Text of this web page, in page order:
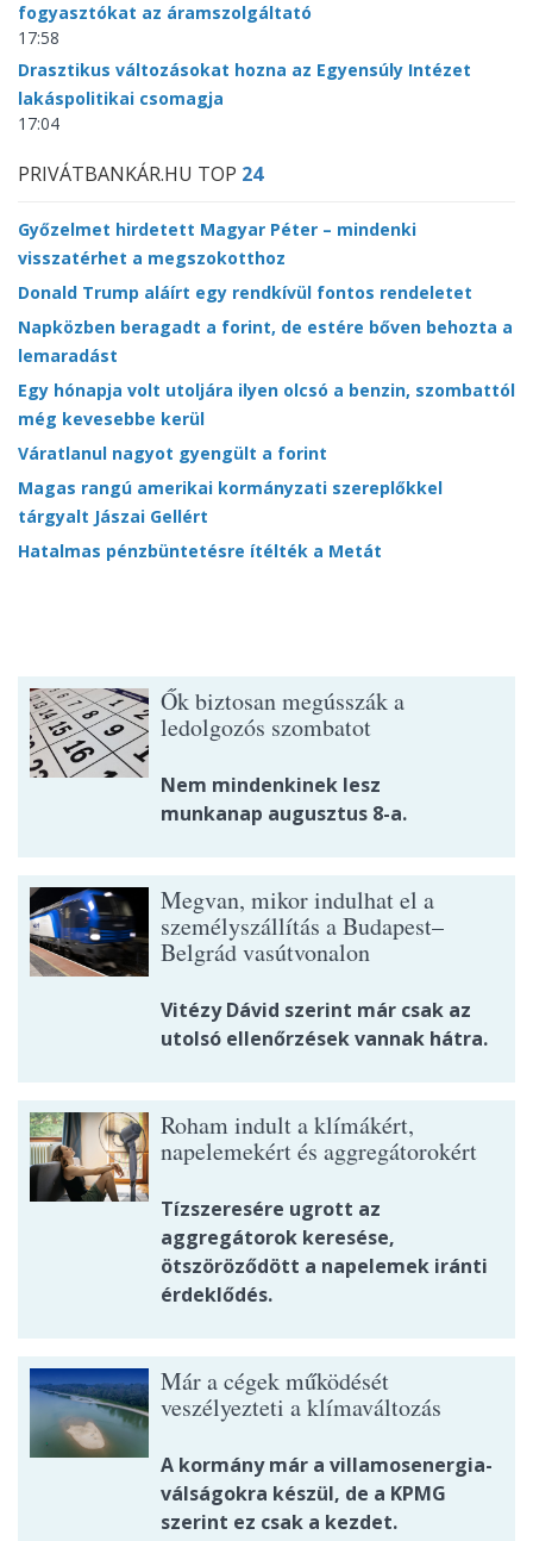
fogyasztókat az áramszolgáltató
17:58
Drasztikus változásokat hozna az Egyensúly Intézet
lakáspolitikai csomagja
17:04
PRIVÁTBANKÁR.HU TOP 24
Győzelmet hirdetett Magyar Péter – mindenki
visszatérhet a megszokotthoz
Donald Trump aláírt egy rendkívül fontos rendeletet
Napközben beragadt a forint, de estére bőven behozta a
lemaradást
Egy hónapja volt utoljára ilyen olcsó a benzin, szombattól
még kevesebbe kerül
Váratlanul nagyot gyengült a forint
Magas rangú amerikai kormányzati szereplőkkel
tárgyalt Jászai Gellért
Hatalmas pénzbüntetésre ítélték a Metát
Ők biztosan megússzák a
ledolgozós szombatot
Nem mindenkinek lesz
munkanap augusztus 8-a.
Megvan, mikor indulhat el a
személyszállítás a Budapest–
Belgrád vasútvonalon
Vitézy Dávid szerint már csak az
utolsó ellenőrzések vannak hátra.
Roham indult a klímákért,
napelemekért és aggregátorokért
Tízszeresére ugrott az
aggregátorok keresése,
ötszöröződött a napelemek iránti
érdeklődés.
Már a cégek működését
veszélyezteti a klímaváltozás
A kormány már a villamosenergia-
válságokra készül, de a KPMG
szerint ez csak a kezdet.